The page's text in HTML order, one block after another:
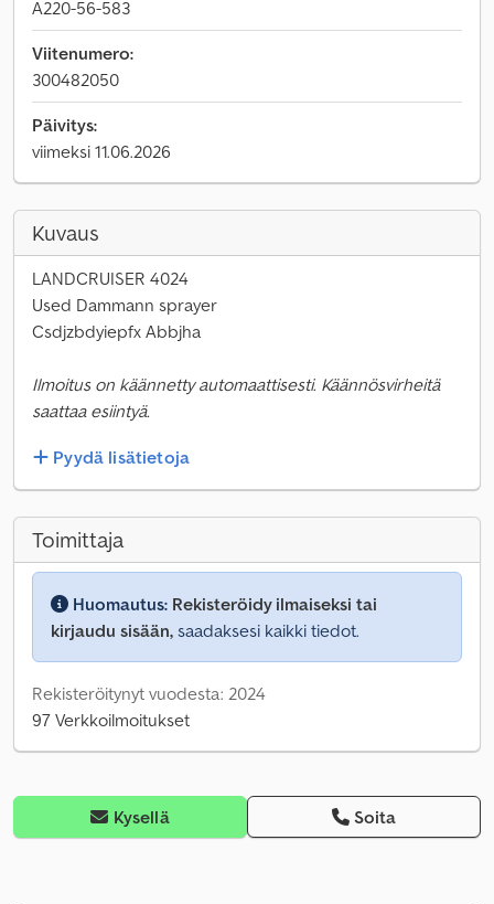
A220-56-583
Viitenumero:
300482050
Päivitys:
viimeksi 11.06.2026
Kuvaus
LANDCRUISER 4024
Used Dammann sprayer
Csdjzbdyiepfx Abbjha
Ilmoitus on käännetty automaattisesti. Käännösvirheitä
saattaa esiintyä.
Pyydä lisätietoja
Toimittaja
Huomautus: Rekisteröidy ilmaiseksi tai
kirjaudu sisään, saadaksesi kaikki tiedot.
Rekisteröitynyt vuodesta: 2024
97 Verkkoilmoitukset
Kysellä Soita